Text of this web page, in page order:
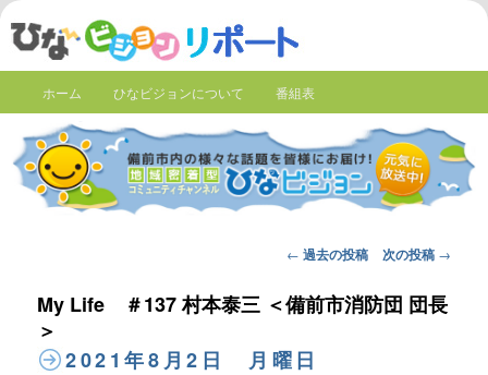
ホーム ひなビジョンについて 番組表
Post
← 過去の投稿 次の投稿 →
My Life ＃137 村本泰三 ＜備前市消防団 団長
＞
2021年8月2日 月曜日